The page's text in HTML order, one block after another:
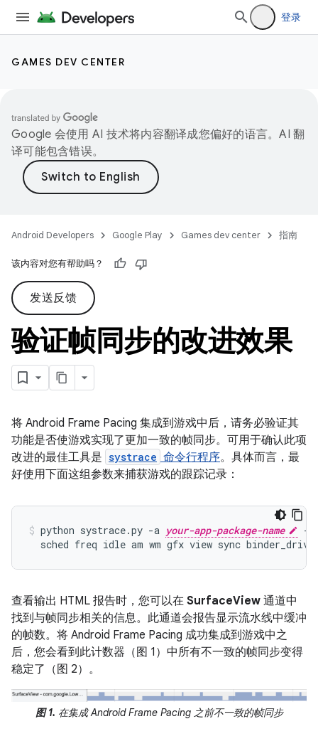
登录
GAMES DEV CENTER
Google 会使用 AI 技术将内容翻译成您偏好的语言。AI 翻
译可能包含错误。
Android Developers Google Play Games dev center 指南
该内容对您有帮助吗？
发送反馈
验证帧同步的改进效果
将 Android Frame Pacing 集成到游戏中后，请务必验证其
功能是否使游戏实现了更加一致的帧同步。可用于确认此项
改进的最佳工具是 systrace 命令行程序。具体而言，最
好使用下面这组参数来捕获游戏的跟踪记录：
python systrace.py -a your-app-package-name
-o
sched freq idle am wm gfx view sync
查看输出 HTML 报告时，您可以在 SurfaceView 通道中
找到与帧同步相关的信息。此通道会报告显示流水线中缓冲
的帧数。将 Android Frame Pacing 成功集成到游戏中之
后，您会看到此计数器（图 1）中所有不一致的帧同步变得
稳定了（图 2）。
图 1. 在集成 Android Frame Pacing 之前不一致的帧同步